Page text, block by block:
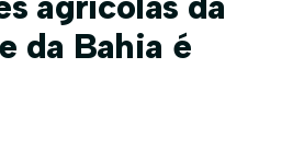
da Bahia é